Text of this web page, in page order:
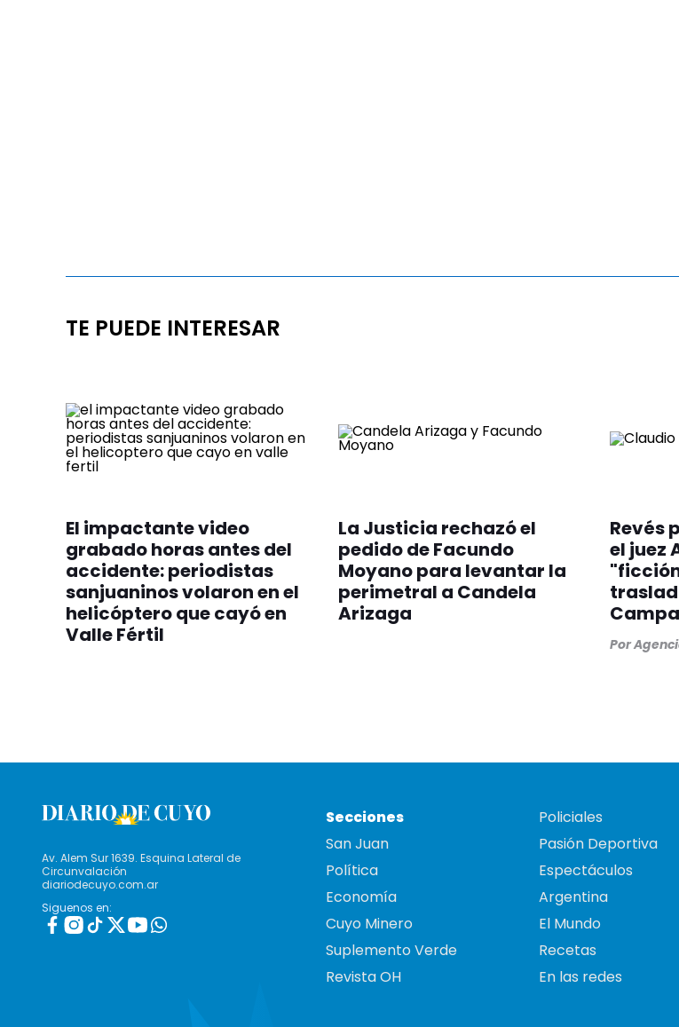
TE PUEDE INTERESAR
El impactante video
grabado horas antes del
accidente: periodistas
sanjuaninos volaron en el
helicóptero que cayó en
Valle Fértil
La Justicia rechazó el
pedido de Facundo
Moyano para levantar la
perimetral a Candela
Arizaga
Revés
el juez
Por
Av. Alem Sur 1639. Esquina Lateral de
Circunvalación
diariodecuyo.com.ar
Siguenos en:
Secciones
San Juan
Política
Economía
Cuyo Minero
Suplemento Verde
Revista OH
Policiales
Pasión Deportiva
Espectáculos
Argentina
El Mundo
Recetas
En las redes